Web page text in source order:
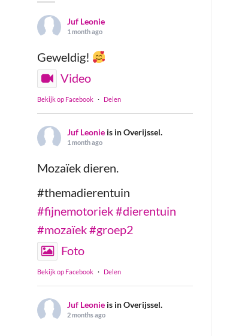
Juf Leonie
1 month ago
Geweldig!
Video
Bekijk op Facebook · Delen
Juf Leonie is in Overijssel.
1 month ago
Mozaïek dieren.
#themadierentuin
#fijnemotoriek#dierentuin
#mozaïek#groep2
Foto
Bekijk op Facebook · Delen
Juf Leonie is in Overijssel.
2 months ago